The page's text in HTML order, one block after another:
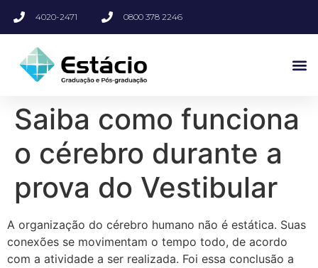
4020-2471 0800 378 2246
Saiba como funciona
o cérebro durante a
prova do Vestibular
A organização do cérebro humano não é estática. Suas
conexões se movimentam o tempo todo, de acordo
com a atividade a ser realizada. Foi essa conclusão a